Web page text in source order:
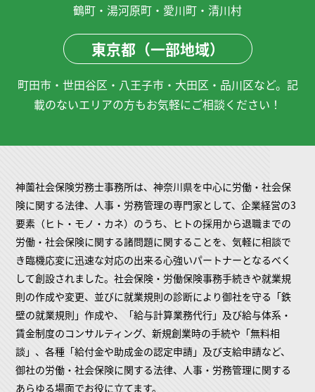
鶴町・湯河原町・愛川町・清川村
東京都（一部地域）
町田市・世田谷区・八王子市・大田区・品川区など。記
載のないエリアの方もお気軽にご相談ください！
神薗社会保険労務士事務所は、神奈川県を中心に労働・社会保
険に関する法律、人事・労務管理の専門家として、企業経営の3
要素（ヒト・モノ・カネ）のうち、ヒトの採用から退職までの
労働・社会保険に関する諸問題に関することを、気軽に相談で
き臨機応変に迅速な対応の出来る心強いパートナーとなるべく
して創設されました。社会保険・労働保険事務手続きや就業規
則の作成や変更、並びに就業規則の診断により御社を守る「鉄
壁の就業規則」作成や、「給与計算業務代行」及び給与体系・
賃金制度のコンサルティング、新規創業時の手続や「無料相
談」、各種「給付金や助成金の認定申請」及び支給申請など、
御社の労働・社会保険に関する法律、人事・労務管理に関する
あらゆる場面でお役に立てます。